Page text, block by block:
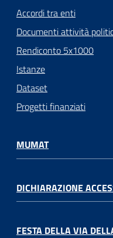
Accordi tra enti
Documenti attività
Rendiconto 5x1000
Istanze
Dataset
Progetti finanziati
MUMAT
DICHIARAZIONE
FESTA DELLA VIA